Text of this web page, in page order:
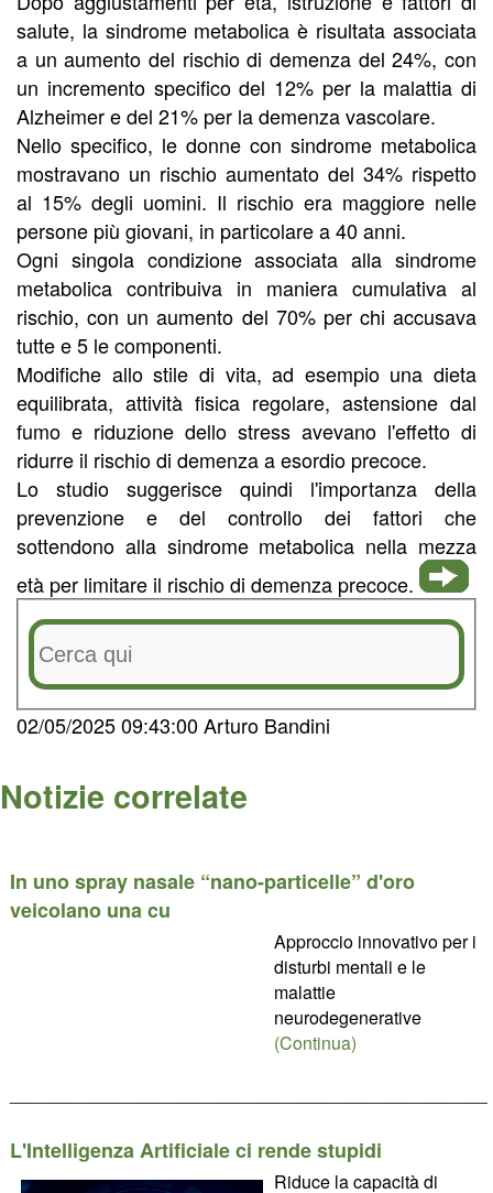
salute, la sindrome metabolica è risultata associata
a un aumento del rischio di demenza del 24%, con
un incremento specifico del 12% per la malattia di
Alzheimer e del 21% per la demenza vascolare.
Nello specifico, le donne con sindrome metabolica
mostravano un rischio aumentato del 34% rispetto
al 15% degli uomini. Il rischio era maggiore nelle
persone più giovani, in particolare a 40 anni.
Ogni singola condizione associata alla sindrome
metabolica contribuiva in maniera cumulativa al
rischio, con un aumento del 70% per chi accusava
tutte e 5 le componenti.
Modifiche allo stile di vita, ad esempio una dieta
equilibrata, attività fisica regolare, astensione dal
fumo e riduzione dello stress avevano l'effetto di
ridurre il rischio di demenza a esordio precoce.
Lo studio suggerisce quindi l'importanza della
prevenzione e del controllo dei fattori che
sottendono alla sindrome metabolica nella mezza
età per limitare il rischio di demenza precoce.
02/05/2025 09:43:00 Arturo Bandini
Notizie correlate
In uno spray nasale “nano-particelle” d'oro
veicolano una cu
Approccio innovativo per i
disturbi mentali e le
malattie
neurodegenerative
(Continua)
L'Intelligenza Artificiale ci rende stupidi
Riduce la capacità di